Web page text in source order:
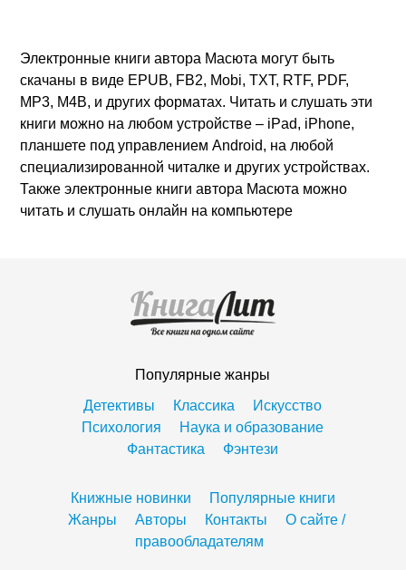
Электронные книги автора Масюта могут быть
скачаны в виде EPUB, FB2, Mobi, TXT, RTF, PDF,
MP3, M4B, и других форматах. Читать и слушать эти
книги можно на любом устройстве – iPad, iPhone,
планшете под управлением Android, на любой
специализированной читалке и других устройствах.
Также электронные книги автора Масюта можно
читать и слушать онлайн на компьютере
Популярные жанры
Детективы
Классика
Искусство
Психология
Наука и образование
Фантастика
Фэнтези
Книжные новинки
Популярные книги
Жанры
Авторы Контакты
О сайте /
правообладателям